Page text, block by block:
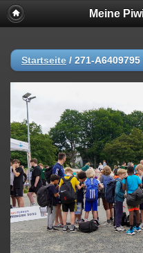
Meine
Startseite / 271-A6409795